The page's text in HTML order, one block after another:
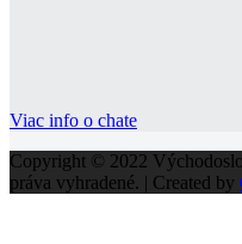
Viac info o chate
Copyright © 2022
práva vyhradené. | Created by